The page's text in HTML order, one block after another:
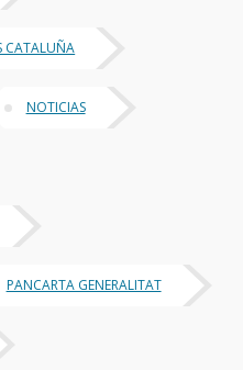
CATALUÑA
NOTICIAS
PANCARTA GENERALITAT